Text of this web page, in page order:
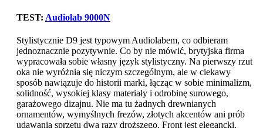
TEST: Audiolab 9000N
Stylistycznie D9 jest typowym Audiolabem, co odbieram
jednoznacznie pozytywnie. Co by nie mówić, brytyjska firma
wypracowała sobie własny język stylistyczny. Na pierwszy rzut
oka nie wyróżnia się niczym szczególnym, ale w ciekawy
sposób nawiązuje do historii marki, łącząc w sobie minimalizm,
solidność, wysokiej klasy materiały i odrobinę surowego,
garażowego dizajnu. Nie ma tu żadnych drewnianych
ornamentów, wymyślnych frezów, złotych akcentów ani prób
udawania sprzętu dwa razy droższego. Front jest elegancki,